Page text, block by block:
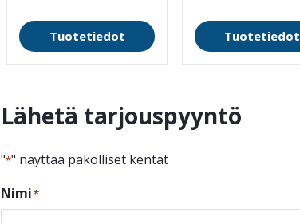
Tuotetiedot Tuotetiedot
Lähetä tarjouspyyntö
"*" näyttää pakolliset kentät
Nimi*